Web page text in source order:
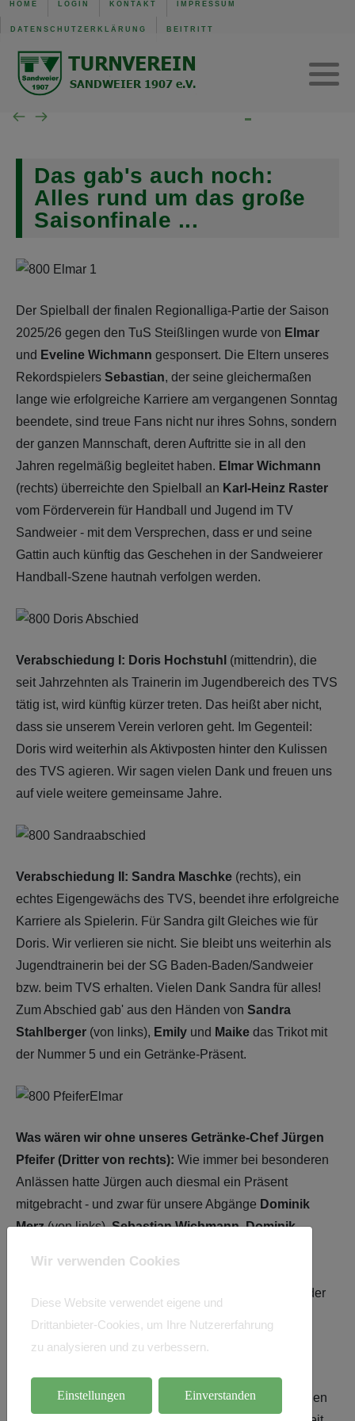
HOME LOGIN KONTAKT IMPRESSUM
DATENSCHUTZERKLÄRUNG BEITRITT
Das gab's auch noch:
Alles rund um das große
Saisonfinale ...
Der Spielball der finalen Regionalliga-Partie der Saison
2025/26 gegen den TuS Steißlingen wurde von Elmar
und Eveline Wichmann gesponsert. Die Eltern unseres
Rekordspielers Sebastian, der seine gleichermaßen
lange wie erfolgreiche Karriere am vergangenen Sonntag
beendete, sind treue Fans nicht nur ihres Sohns, sondern
der ganzen Mannschaft, deren Auftritte sie in all den
Jahren regelmäßig begleitet haben. Elmar Wichmann
(rechts) überreichte den Spielball an Karl-Heinz Raster
vom Förderverein für Handball und Jugend im TV
Sandweier - mit dem Versprechen, dass er und seine
Gattin auch künftig das Geschehen in der Sandweierer
Handball-Szene hautnah verfolgen werden.
Verabschiedung I: Doris Hochstuhl (mittendrin), die
seit Jahrzehnten als Trainerin im Jugendbereich des TVS
tätig ist, wird künftig kürzer treten. Das heißt aber nicht,
dass sie unserem Verein verloren geht. Im Gegenteil:
Doris wird weiterhin als Aktivposten hinter den Kulissen
des TVS agieren. Wir sagen vielen Dank und freuen uns
auf viele weitere gemeinsame Jahre.
Verabschiedung II: Sandra Maschke (rechts), ein
echtes Eigengewächs des TVS, beendet ihre erfolgreiche
Karriere als Spielerin. Für Sandra gilt Gleiches wie für
Doris. Wir verlieren sie nicht. Sie bleibt uns weiterhin als
Jugendtrainerin bei der SG Baden-Baden/Sandweier
bzw. beim TVS erhalten. Vielen Dank Sandra für alles!
Zum Abschied gab' aus den Händen von Sandra
Stahlberger (von links), Emily und Maike das Trikot mit
der Nummer 5 und ein Getränke-Präsent.
Was wären wir ohne unseres Getränke-Chef Jürgen
Pfeifer (Dritter von rechts): Wie immer bei besonderen
Anlässen hatte Jürgen auch diesmal ein Präsent
mitgebracht - und zwar für unsere Abgänge Dominik
Merz(von links),Sebastian Wichmann, Dominik
(rechts) freut sich über die Unterstützung der
Merci Michael und Harald!
Maßgeblich zur einmaligen
Wir verwenden Cookies
Diese Website verwendet eigene und
Drittanbieter-Cookies, um Ihre Nutzererfahrung
zu analysieren und zu verbessern.
Einstellungen Einverstanden
TVS Baden-Baden 1907
Wochenübersicht TVS BB
Wochenübersicht TVS
Wochenübersicht SG
Trainingszeiten
Gerätturnen w.
Verwaltung
Mannschaft der Woche